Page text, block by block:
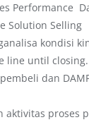
Performance
Solution Selling
kondisi
line until closing.
dan
aktivitas proses